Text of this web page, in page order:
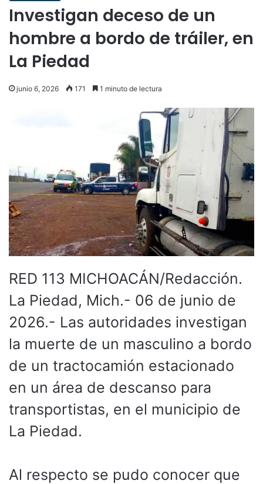
Investigan deceso de un
hombre a bordo de tráiler, en
La Piedad
junio 6, 2026 171 1 minuto de lectura
RED 113 MICHOACÁN/Redacción.
La Piedad, Mich.- 06 de junio de
2026.- Las autoridades investigan
la muerte de un masculino a bordo
de un tractocamión estacionado
en un área de descanso para
transportistas, en el municipio de
La Piedad.
Al respecto se pudo conocer que